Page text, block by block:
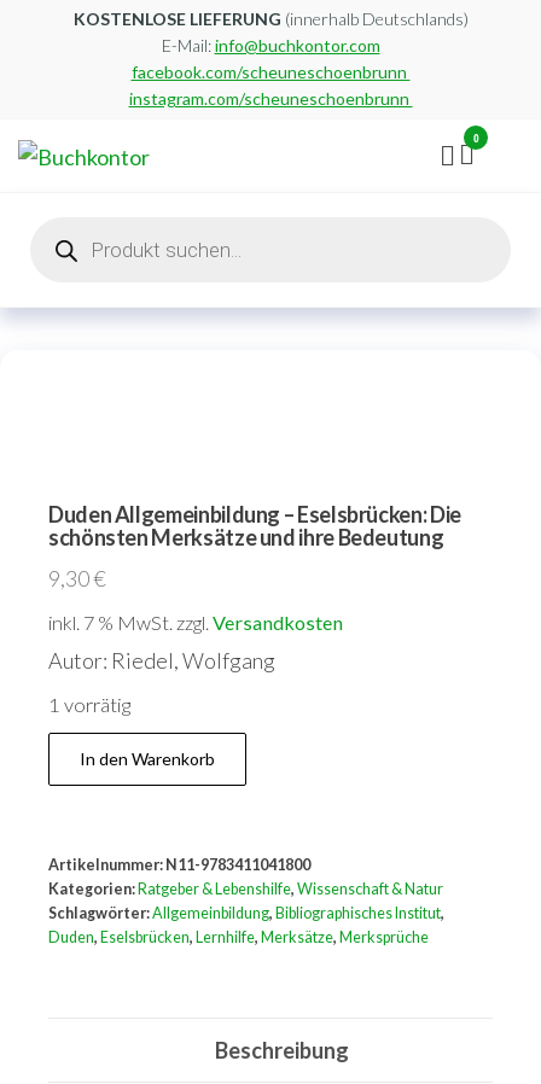
KOSTENLOSE LIEFERUNG (innerhalb Deutschlands)
E-Mail:info@buchkontor.com
facebook.com/scheuneschoenbrunn
instagram.com/scheuneschoenbrunn
0
search
Duden Allgemeinbildung – Eselsbrücken: Die
schönsten Merksätze und ihre Bedeutung
9,30€
inkl. 7 % MwSt. zzgl. Versandkosten
Autor: Riedel, Wolfgang
1 vorrätig
Duden
Allgemeinbildung
Die
schönsten
Merksätze
In den Warenkorb
Artikelnummer: N11-9783411041800
Kategorien: Ratgeber & Lebenshilfe, Wissenschaft & Natur
Schlagwörter:Allgemeinbildung, Bibliographisches Institut,
Duden, Eselsbrücken, Lernhilfe, Merksätze, Merksprüche
Beschreibung